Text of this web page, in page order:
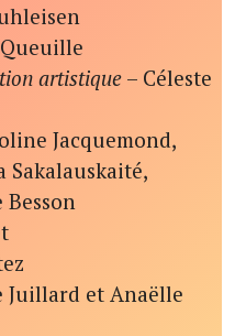
artistique– Céleste
Jacquemond,
Sakalauskaité,
Juillard et Anaëlle